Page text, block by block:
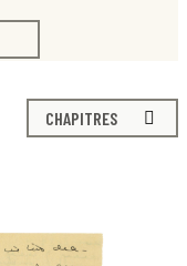
CHAPITRES